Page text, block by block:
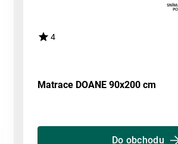
4
Matrace DOANE 90x200 cm
Do obchodu